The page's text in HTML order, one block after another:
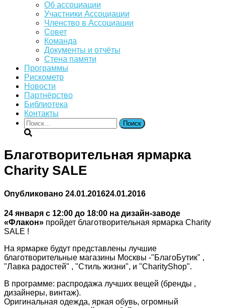
Об ассоциации
Участники Ассоциации
Членство в Ассоциации
Совет
Команда
Документы и отчёты
Стена памяти
Программы
Рискометр
Новости
Партнёрство
Библиотека
Контакты
Найти:
Благотворительная ярмарка
Charity SALE
Опубликовано 24.01.201624.01.2016
24 января с 12:00 до 18:00 на дизайн-заводе
«Флакон» пройдет благотворительная ярмарка Charity
SALE !
На ярмарке будут представлены лучшие
благотворительные магазины Москвы -"БлагоБутик" ,
"Лавка радостей" , "Стиль жизни", и "CharityShop".
В программе: распродажа лучших вещей (бренды ,
дизайнеры, винтаж).
Оригинальная одежда, яркая обувь, огромный